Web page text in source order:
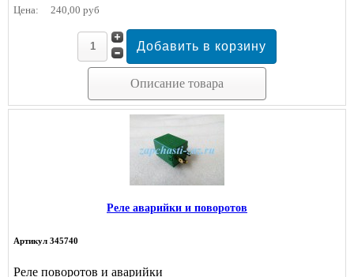
Цена: 240,00 руб
Описание товара
Реле аварийки и поворотов
Артикул 345740
Реле поворотов и аварийки